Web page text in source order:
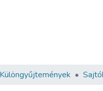
Különgyűjtemények